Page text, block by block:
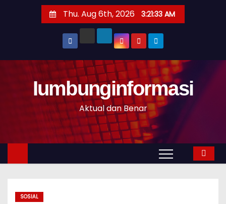
t
n
Thu. Aug 6th, 2026 3:21:34 AM
Iumbunginformasi
Aktual dan Benar
SOSIAL